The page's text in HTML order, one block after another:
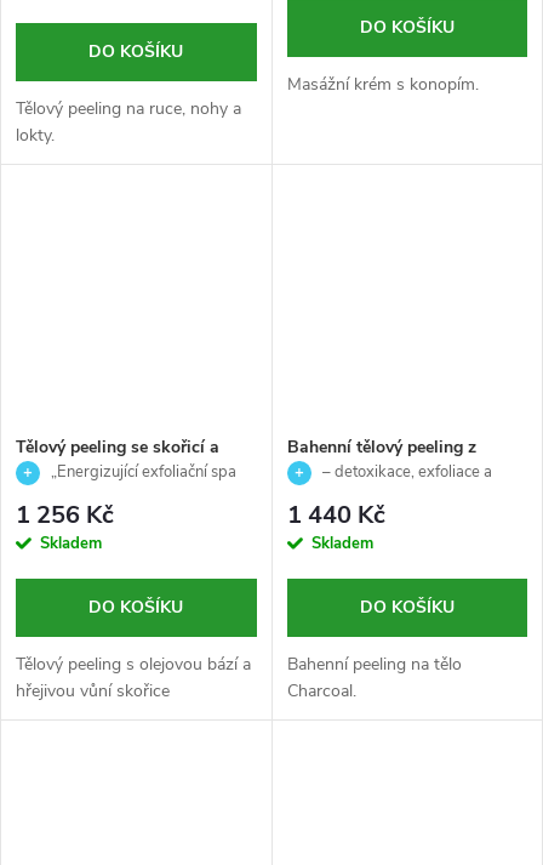
DO KOŠÍKU
Tělový peeling na ruce, nohy a
lokty.
DO KOŠÍKU
Masážní krém s konopím.
Tělový peeling se skořicí a
zázvorem - Sperience -
200ml
„Energizující exfoliační spa
1 256 Kč
Skladem
DO KOŠÍKU
Tělový peeling s olejovou bází a
hřejivou vůní skořice
Bahenní tělový peeling z
hnědého uhlí - New spa
– detoxikace, exfoliace a
1 440 Kč
Skladem
DO KOŠÍKU
Bahenní peeling na tělo
Charcoal.